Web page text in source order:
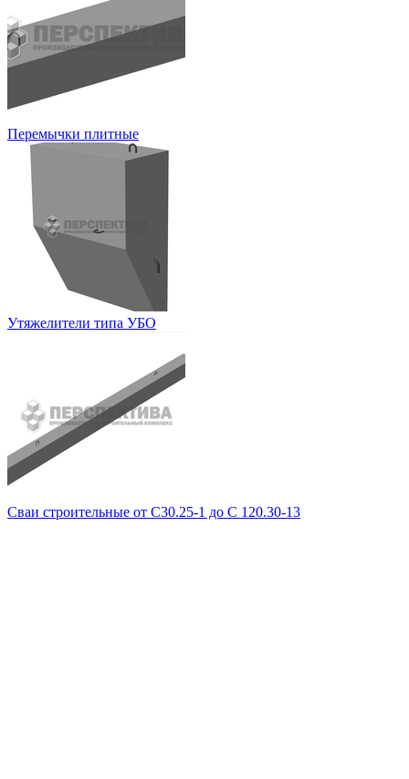
Перемычки плитные
Утяжелители типа УБО
Сваи строительные от С30.25-1 до С 120.30-13